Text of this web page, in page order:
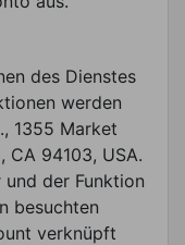
des Dienstes
werden
1355 Market
CA 94103, USA.
der Funktion
besuchten
verknüpft